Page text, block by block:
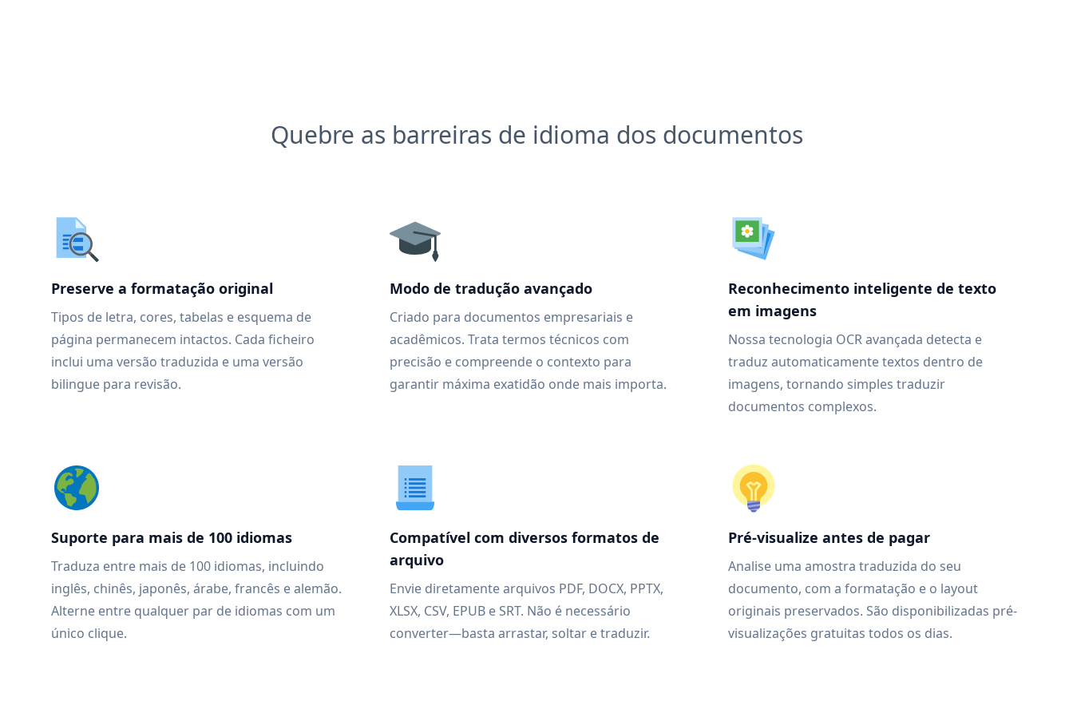
Quebre as barreiras de idioma dos documentos
Preserve a formatação original
Tipos de letra, cores, tabelas e esquema de
página permanecem intactos. Cada ficheiro
inclui uma versão traduzida e uma versão
bilingue para revisão.
Modo de tradução avançado
Criado para documentos empresariais e
acadêmicos. Trata termos técnicos com
precisão e compreende o contexto para
garantir máxima exatidão onde mais importa.
Reconhecimento inteligente de texto
em imagens
Nossa tecnologia OCR avançada detecta e
traduz automaticamente textos dentro de
imagens, tornando simples traduzir
documentos complexos.
Suporte para mais de 100 idiomas
Traduza entre mais de 100 idiomas, incluindo
inglês, chinês, japonês, árabe, francês e alemão.
Alterne entre qualquer par de idiomas com um
único clique.
Compatível com diversos formatos de
arquivo
Envie diretamente arquivos PDF, DOCX, PPTX,
XLSX, CSV, EPUB e SRT. Não é necessário
converter—basta arrastar, soltar e traduzir.
Pré-visualize antes de pagar
Analise uma amostra traduzida do seu
documento, com a formatação e o layout
originais preservados. São disponibilizadas pré-
visualizações gratuitas todos os dias.